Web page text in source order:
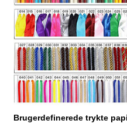
Brugerdefinerede trykte